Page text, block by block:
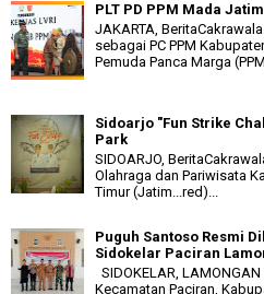
PLT PD PPM Mada
JAKARTA,
sebagai PC PPM
Pemuda Panca Marga
Sidoarjo "Fun Strike
Park
SIDOARJO,
Olahraga dan Pariwisata
Timur (Jatim...red)...
Puguh Santoso Resmi
Sidokelar Paciran
SIDOKELAR,
Kecamatan Paciran,